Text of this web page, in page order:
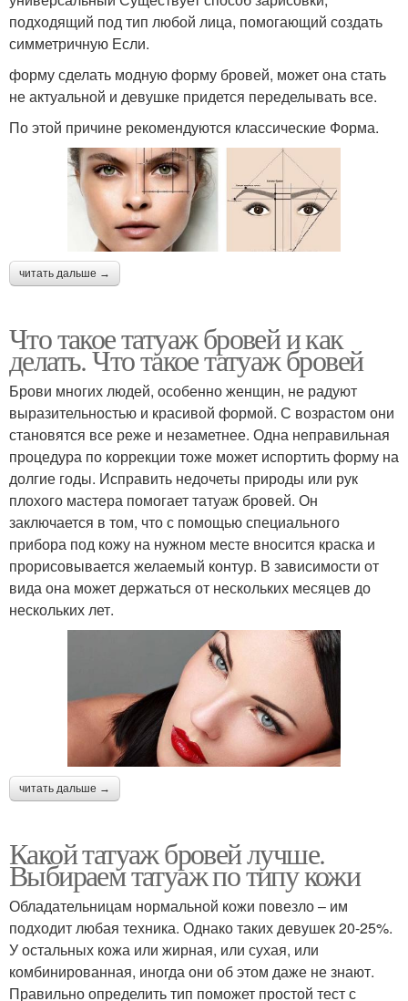
подходящий под тип любой лица, помогающий создать
симметричную Если.
форму сделать модную форму бровей, может она стать
не актуальной и девушке придется переделывать все.
По этой причине рекомендуются классические Форма.
читать дальше →
Что такое татуаж бровей и как
делать. Что такое татуаж бровей
Брови многих людей, особенно женщин, не радуют
выразительностью и красивой формой. С возрастом они
становятся все реже и незаметнее. Одна неправильная
процедура по коррекции тоже может испортить форму на
долгие годы. Исправить недочеты природы или рук
плохого мастера помогает татуаж бровей. Он
заключается в том, что с помощью специального
прибора под кожу на нужном месте вносится краска и
прорисовывается желаемый контур. В зависимости от
вида она может держаться от нескольких месяцев до
нескольких лет.
читать дальше →
Какой татуаж бровей лучше.
Выбираем татуаж по типу кожи
Обладательницам нормальной кожи повезло – им
подходит любая техника. Однако таких девушек 20-25%.
У остальных кожа или жирная, или сухая, или
комбинированная, иногда они об этом даже не знают.
Правильно определить тип поможет простой тест с